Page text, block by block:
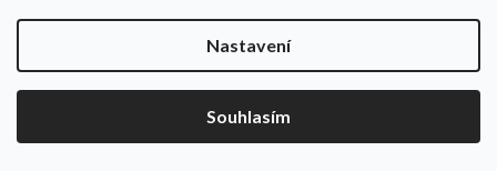
Nastavení
Souhlasím